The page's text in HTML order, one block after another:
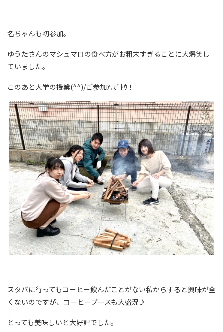
名ちゃんも初参加。
ゆうたさんのマシュマロの食べ方がお粗末すぎることに大爆笑し
ていました。
このあと大学の授業(^^)/ご参加ｱﾘｶﾞﾄｳ！
スタバに行ってもコーヒー飲んだことがない私からすると興味が全
くないのですが、コーヒーブースも大盛況♪
とっても美味しいと大好評でした。